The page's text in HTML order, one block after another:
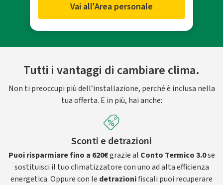
Vai all'Area personale
Tutti i vantaggi di cambiare clima.
Non ti preoccupi più dell’installazione, perché è inclusa nella
tua offerta. E in più, hai anche:
Sconti e detrazioni
Puoi risparmiare fino a 620€grazie al Conto Termico 3.0se
sostituisci il tuo climatizzatore con uno ad alta efficienza
energetica. Oppure con le detrazionifiscali puoi recuperare